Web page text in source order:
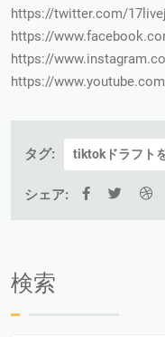
https://twitter.com/
https://
https://
https://
タグ: tiktokドラフト
シェア:
検索